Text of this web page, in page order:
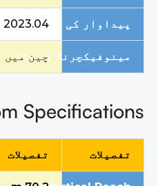
پیداوار کی تاریخ2023.04
مینوفیکچرنگ کا ملک
چین میں
Specifications
تفصیلات تفصیلات